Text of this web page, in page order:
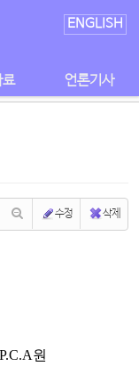
ENGLISH
언론기사
수정 삭제
원